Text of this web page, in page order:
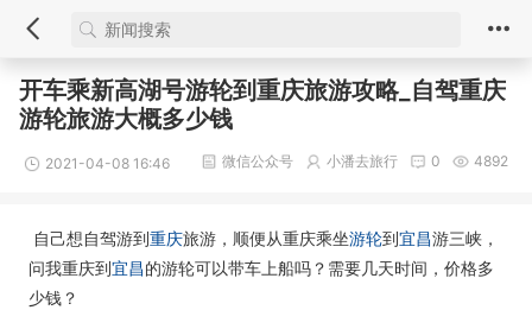
开车乘新高湖号游轮到重庆旅游攻略_自驾重庆
游轮旅游大概多少钱
2021-04-08 16:46 4892
0
小潘去旅行
微信公众号
自己想自驾游到重庆旅游，顺便从重庆乘坐游轮到宜昌游三峡，
问我重庆到宜昌的游轮可以带车上船吗？需要几天时间，价格多
少钱？